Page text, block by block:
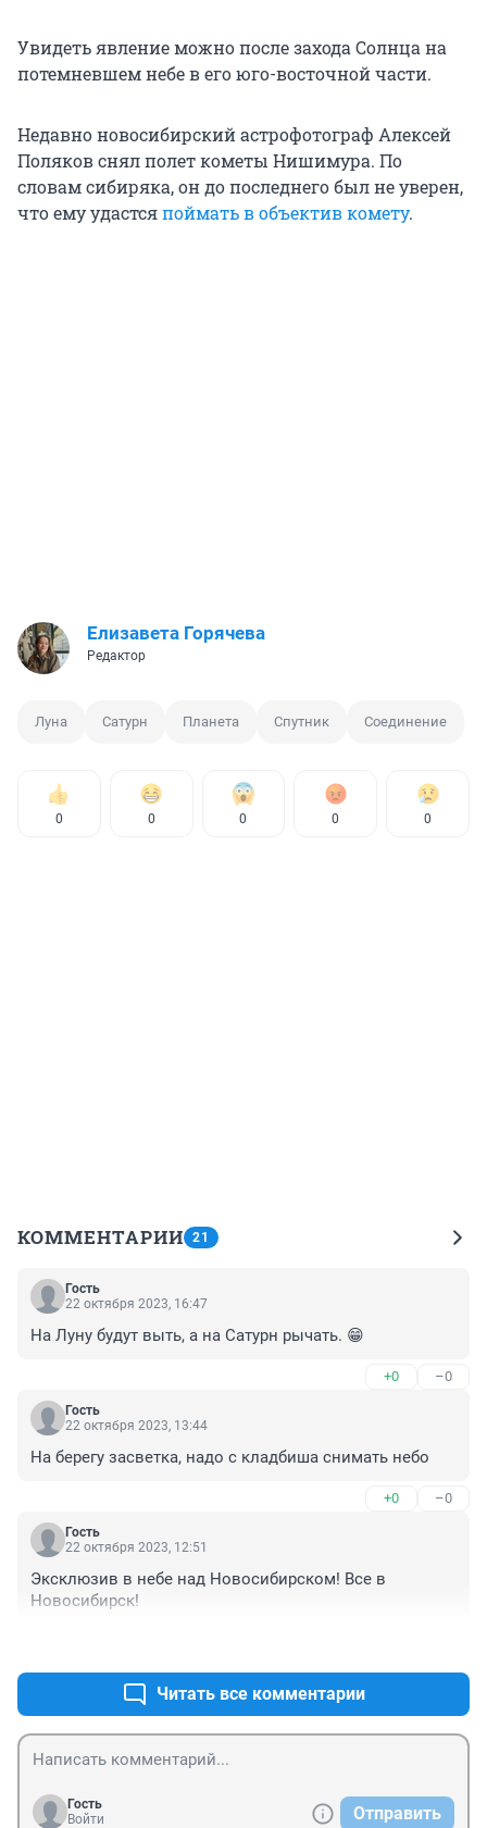
Увидеть явление можно после захода Солнца на
потемневшем небе в его юго-восточной части.
Недавно новосибирский астрофотограф Алексей
Поляков снял полет кометы Нишимура. По
словам сибиряка, он до последнего был не уверен,
что ему удастсяпоймать в объектив комету.
Елизавета Горячева
Редактор
Луна Сатурн Планета Спутник Соединение
0 0 0 0 0
КОММЕНТАРИИ 21
Гость
22 октября 2023, 16:47
На Луну будут выть, а на Сатурн рычать. 😁
+0 –0
Гость
22 октября 2023, 13:44
На берегу засветка, надо с кладбиша снимать небо
+0 –0
Гость
22 октября 2023, 12:51
Эксклюзив в небе над Новосибирском! Все в
Новосибирск!
Читать все комментарии
Гость
Войти
Отправить